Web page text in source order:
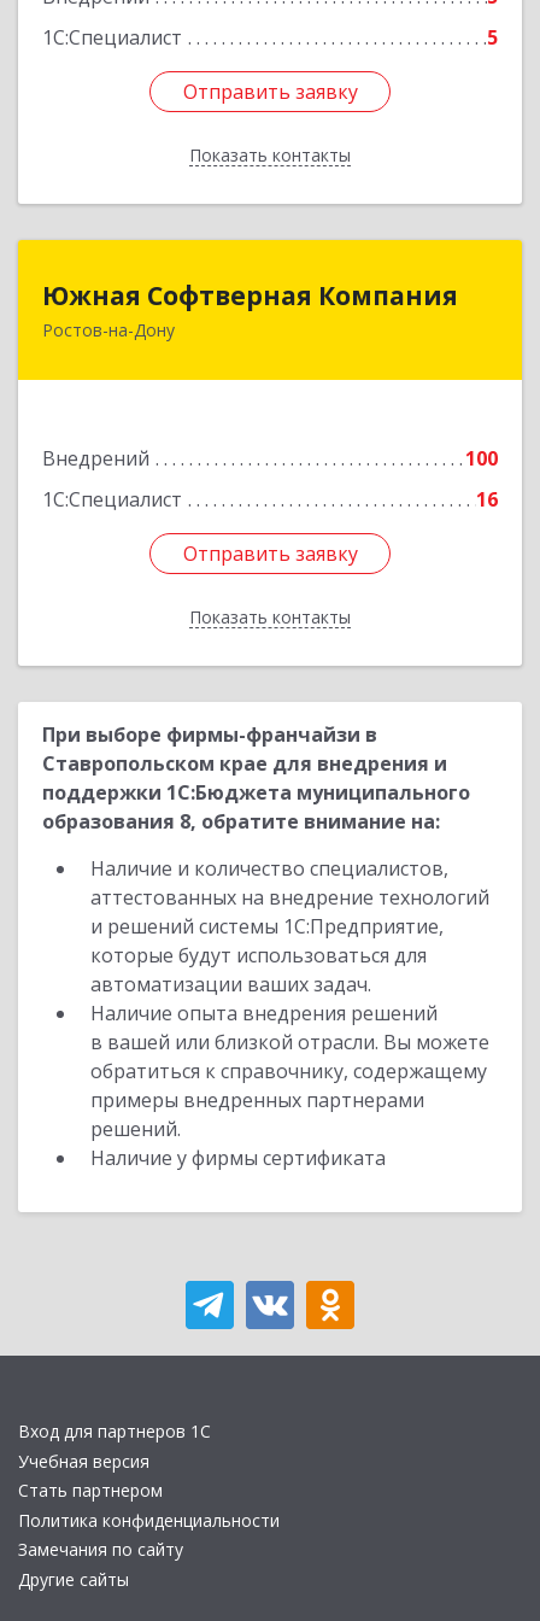
1С:Специалист
5
Отправить заявку
Показать контакты
Отправить заявку
Назад
Южная Софтверная Компания
Ростов-на-Дону
Внедрений
100
1С:Специалист
16
Отправить заявку
Показать контакты
Южная Софтверная Компания
344116, Ростовская обл, Ростов-на-Дону г, 2-я
Отправить заявку
Назад
При выборе фирмы-франчайзи в
Ставропольском крае для внедрения и
поддержки 1С:Бюджета муниципального
образования 8, обратите внимание на:
Наличие и количество специалистов,
аттестованных на внедрение технологий
и решений системы 1С:Предприятие,
которые будут использоваться для
автоматизации ваших задач.
Наличие опыта внедрения решений
в вашей или близкой отрасли. Вы можете
обратиться к справочнику, содержащему
примеры внедренных партнерами
решений.
Наличие у фирмы сертификата
Вход для партнеров 1С
Учебная версия
Стать партнером
Политика конфиденциальности
Замечания по сайту
Другие сайты